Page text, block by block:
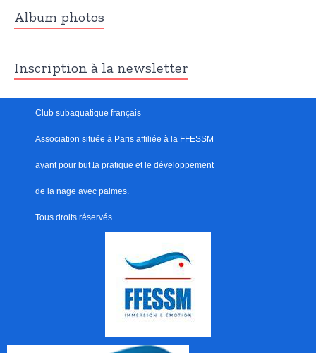
Album photos
Inscription à la newsletter
Club subaquatique français
Association située à Paris affiliée à la FFESSM
ayant pour but la pratique et le développement
de la nage avec palmes.
Tous droits réservés